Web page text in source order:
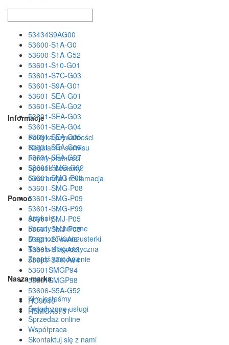
53434S9AG00
53600-S1A-G0
53600-S1A-G52
53601-S10-G01
53601-S7C-G03
53601-S9A-G01
53601-SEA-G01
53601-SEA-G02
53601-SEA-G03
53601-SEA-G04
53601-SEA-G05
53601-SEA-G06
53601-SEA-G07
53601-SMG-G92
53601-SMG-P04
53601-SMG-P08
53601-SMG-P09
53601-SMG-P99
53601-SMJ-P05
53601-SMJ-P08
53601-STK-A02
53601-STK-A03
53601-STK-A04
53601SMGP94
53601SMGP98
53606-S5A-G52
HO9040
HSMGX8751
Informacje
Polityka prywatności
Regulamin serwisu
Formy płatności
Sposób dostawy
Gwarancja i reklamacja
Pomoc
Artykuły
Porady techniczne
Diagnozowanie usterki
Tabela diagnostyczna
Znajdź zamówienie
Nasza marka
Kim jesteśmy
Świadczone usługi
Sprzedaż online
Współpraca
Skontaktuj się z nami